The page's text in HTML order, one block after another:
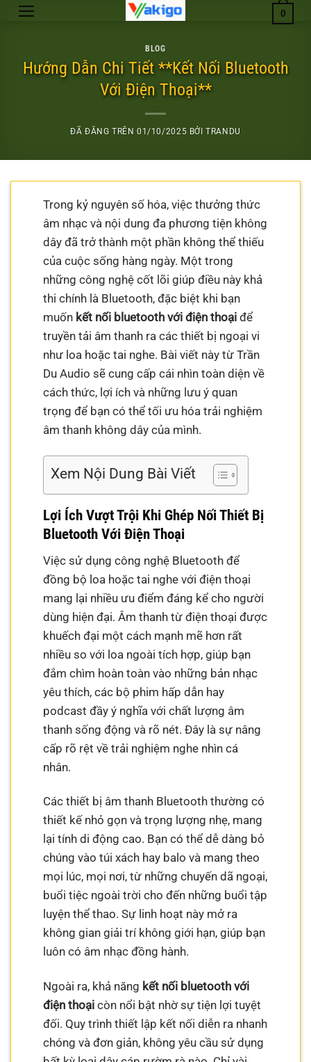
Chuyển
dung
0
BLOG
Hướng Dẫn Chi Tiết **Kết Nối Bluetooth
Với Điện Thoại**
ĐÃ ĐĂNG TRÊN01/10/2025 BỞITRANDU
Trong kỷ nguyên số hóa, việc thưởng thức
âm nhạc và nội dung đa phương tiện không
dây đã trở thành một phần không thể thiếu
của cuộc sống hàng ngày. Một trong
những công nghệ cốt lõi giúp điều này khả
thi chính là Bluetooth, đặc biệt khi bạn
muốn kết nối bluetooth với điện thoại để
truyền tải âm thanh ra các thiết bị ngoại vi
như loa hoặc tai nghe. Bài viết này từ Trần
Du Audio sẽ cung cấp cái nhìn toàn diện về
cách thức, lợi ích và những lưu ý quan
trọng để bạn có thể tối ưu hóa trải nghiệm
âm thanh không dây của mình.
Xem Nội Dung Bài Viết
Lợi Ích Vượt Trội Khi Ghép Nối Thiết Bị
Bluetooth Với Điện Thoại
Việc sử dụng công nghệ Bluetooth để
đồng bộ loa hoặc tai nghe với điện thoại
mang lại nhiều ưu điểm đáng kể cho người
dùng hiện đại. Âm thanh từ điện thoại được
khuếch đại một cách mạnh mẽ hơn rất
nhiều so với loa ngoài tích hợp, giúp bạn
đắm chìm hoàn toàn vào những bản nhạc
yêu thích, các bộ phim hấp dẫn hay
podcast đầy ý nghĩa với chất lượng âm
thanh sống động và rõ nét. Đây là sự nâng
cấp rõ rệt về trải nghiệm nghe nhìn cá
nhân.
Các thiết bị âm thanh Bluetooth thường có
thiết kế nhỏ gọn và trọng lượng nhẹ, mang
lại tính di động cao. Bạn có thể dễ dàng bỏ
chúng vào túi xách hay balo và mang theo
mọi lúc, mọi nơi, từ những chuyến dã ngoại,
buổi tiệc ngoài trời cho đến những buổi tập
luyện thể thao. Sự linh hoạt này mở ra
không gian giải trí không giới hạn, giúp bạn
luôn có âm nhạc đồng hành.
Ngoài ra, khả năng kết nối bluetooth với
điện thoại còn nổi bật nhờ sự tiện lợi tuyệt
đối. Quy trình thiết lập kết nối diễn ra nhanh
chóng và đơn giản, không yêu cầu sử dụng